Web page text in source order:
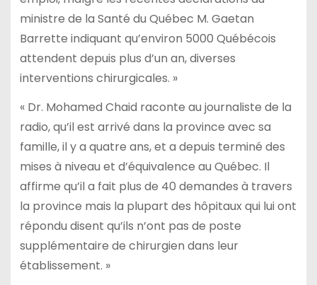
ministre de la Santé du Québec M. Gaetan
Barrette indiquant qu’environ 5000 Québécois
attendent depuis plus d’un an, diverses
interventions chirurgicales. »
« Dr. Mohamed Chaid raconte au journaliste de la
radio, qu’il est arrivé dans la province avec sa
famille, il y a quatre ans, et a depuis terminé des
mises à niveau et d’équivalence au Québec. Il
affirme qu’il a fait plus de 40 demandes à travers
la province mais la plupart des hôpitaux qui lui ont
répondu disent qu’ils n’ont pas de poste
supplémentaire de chirurgien dans leur
établissement. »